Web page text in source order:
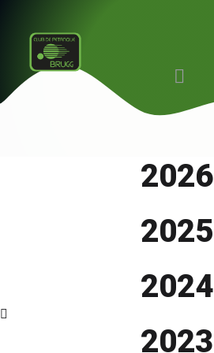
2026
2025
2024
2023